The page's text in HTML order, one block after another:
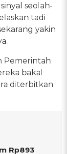
seolah-
tadi
yakin
Pemerintah
bakal
diterbitkan
Rp893